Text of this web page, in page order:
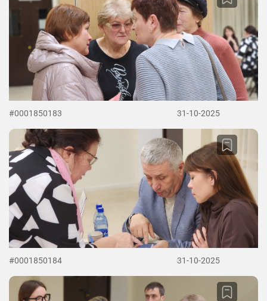
#0001850183 31-10-2025
#0001850184 31-10-2025